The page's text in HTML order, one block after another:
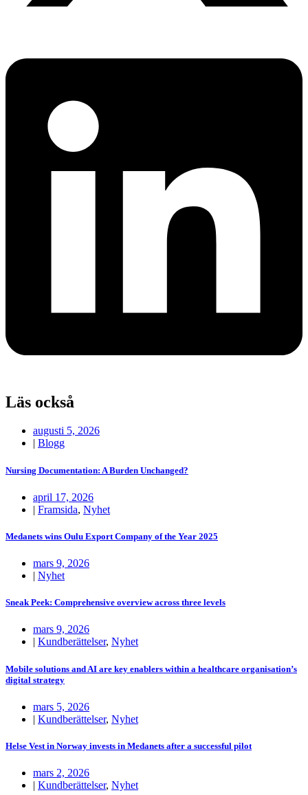
Läs också
augusti 5, 2026
| Blogg
Nursing Documentation: A Burden Unchanged?
april 17, 2026
| Framsida, Nyhet
Medanets wins Oulu Export Company of the Year 2025
mars 9, 2026
| Nyhet
Sneak Peek: Comprehensive overview across three levels
mars 9, 2026
Kundberättelser, Nyhet
Mobile solutions and AI are key enablers within a healthcare organisation’s
digital strategy
mars 5, 2026
| Kundberättelser, Nyhet
Helse Vest in Norway invests in Medanets after a successful pilot
mars 2, 2026
| Kundberättelser, Nyhet